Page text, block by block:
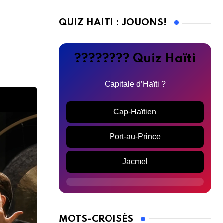
QUIZ HAÏTI : JOUONS!
???????? Quiz Haïti
Capitale d’Haïti ?
Cap-Haïtien
Port-au-Prince
Jacmel
MOTS-CROISÉS